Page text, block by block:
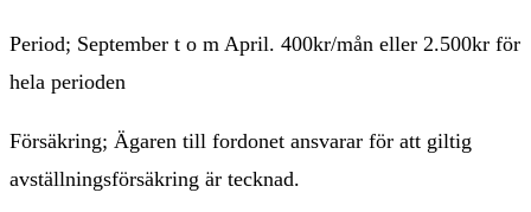
Period; September t o m April. 400kr/mån eller 2.500kr för
hela perioden
Försäkring; Ägaren till fordonet ansvarar för att giltig
avställningsförsäkring är tecknad.